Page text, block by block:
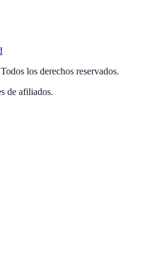
Todos los derechos reservados.
de afiliados.